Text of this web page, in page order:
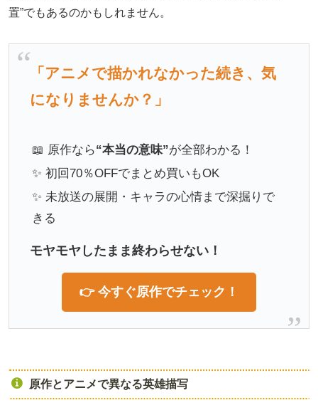
置”でもあるのかもしれません。
「アニメで描かれなかった続き、気
になりませんか？」
📖 原作なら“本当の意味”が全部わかる！
✨ 初回70％OFFでまとめ買いもOK
✨ 未放送の展開・キャラの心情まで深掘りで
きる
モヤモヤしたまま終わらせない！
👉 今すぐ原作でチェック！
原作とアニメで異なる英雄描写